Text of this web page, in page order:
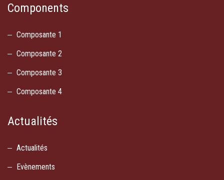
Components
Composante 1
Composante 2
Composante 3
Composante 4
Actualités
Actualités
Evènements